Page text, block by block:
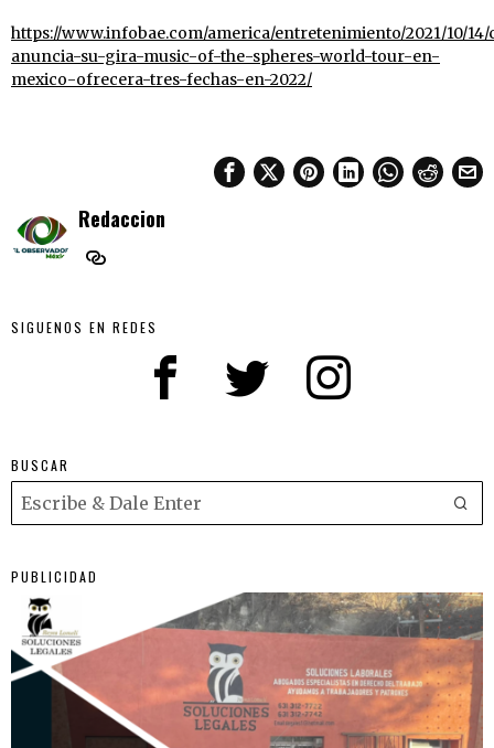
https://www.infobae.com/america/entretenimiento/2021/10/
anuncia-su-gira-music-of-the-spheres-world-tour-en-
mexico-ofrecera-tres-fechas-en-2022/
Redaccion
SIGUENOS EN REDES
BUSCAR
PUBLICIDAD